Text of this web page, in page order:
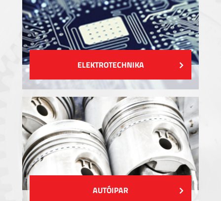
ELEKTROTECHNIKA
AUTÓIPAR